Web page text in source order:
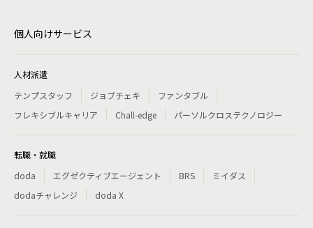
個人向けサービス
人材派遣
テンプスタッフ
ジョブチェキ
ファンタブル
フレキシブルキャリア
Chall-edge パーソルクロステクノロジー
転職・就職
doda
エグゼクティブエージェント BRS
ミイダス
dodaチャレンジ
doda X